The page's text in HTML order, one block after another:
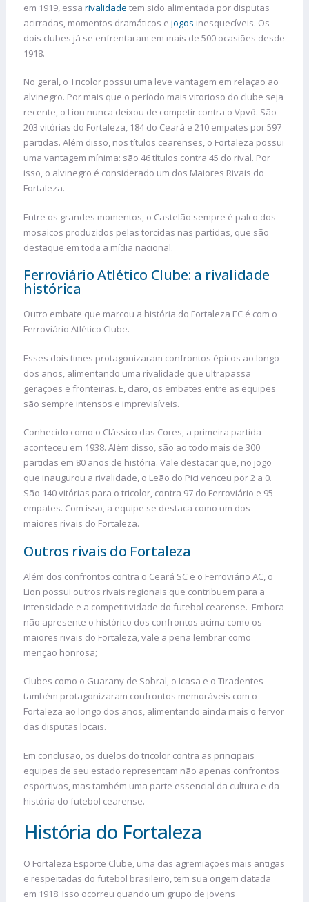
em 1919, essa rivalidade tem sido alimentada por disputas
acirradas, momentos dramáticos e jogos inesquecíveis. Os
dois clubes já se enfrentaram em mais de 500 ocasiões desde
1918.
No geral, o Tricolor possui uma leve vantagem em relação ao
alvinegro. Por mais que o período mais vitorioso do clube seja
recente, o Lion nunca deixou de competir contra o Vpvô. São
203 vitórias do Fortaleza, 184 do Ceará e 210 empates por 597
partidas. Além disso, nos títulos cearenses, o Fortaleza possui
uma vantagem mínima: são 46 títulos contra 45 do rival. Por
isso, o alvinegro é considerado um dos Maiores Rivais do
Fortaleza.
Entre os grandes momentos, o Castelão sempre é palco dos
mosaicos produzidos pelas torcidas nas partidas, que são
destaque em toda a mídia nacional.
Ferroviário Atlético Clube: a rivalidade
histórica
Outro embate que marcou a história do Fortaleza EC é com o
Ferroviário Atlético Clube.
Esses dois times protagonizaram confrontos épicos ao longo
dos anos, alimentando uma rivalidade que ultrapassa
gerações e fronteiras. E, claro, os embates entre as equipes
são sempre intensos e imprevisíveis.
Conhecido como o Clássico das Cores, a primeira partida
aconteceu em 1938. Além disso, são ao todo mais de 300
partidas em 80 anos de história. Vale destacar que, no jogo
que inaugurou a rivalidade, o Leão do Pici venceu por 2 a 0.
São 140 vitórias para o tricolor, contra 97 do Ferroviário e 95
empates. Com isso, a equipe se destaca como um dos
maiores rivais do Fortaleza.
Outros rivais do Fortaleza
Além dos confrontos contra o Ceará SC e o Ferroviário AC, o
Lion possui outros rivais regionais que contribuem para a
intensidade e a competitividade do futebol cearense. Embora
não apresente o histórico dos confrontos acima como os
maiores rivais do Fortaleza, vale a pena lembrar como
menção honrosa;
Clubes como o Guarany de Sobral, o Icasa e o Tiradentes
também protagonizaram confrontos memoráveis com o
Fortaleza ao longo dos anos, alimentando ainda mais o fervor
das disputas locais.
Em conclusão, os duelos do tricolor contra as principais
equipes de seu estado representam não apenas confrontos
esportivos, mas também uma parte essencial da cultura e da
história do futebol cearense.
História do Fortaleza
O Fortaleza Esporte Clube, uma das agremiações mais antigas
e respeitadas do futebol brasileiro, tem sua origem datada
em 1918. Isso ocorreu quando um grupo de jovens